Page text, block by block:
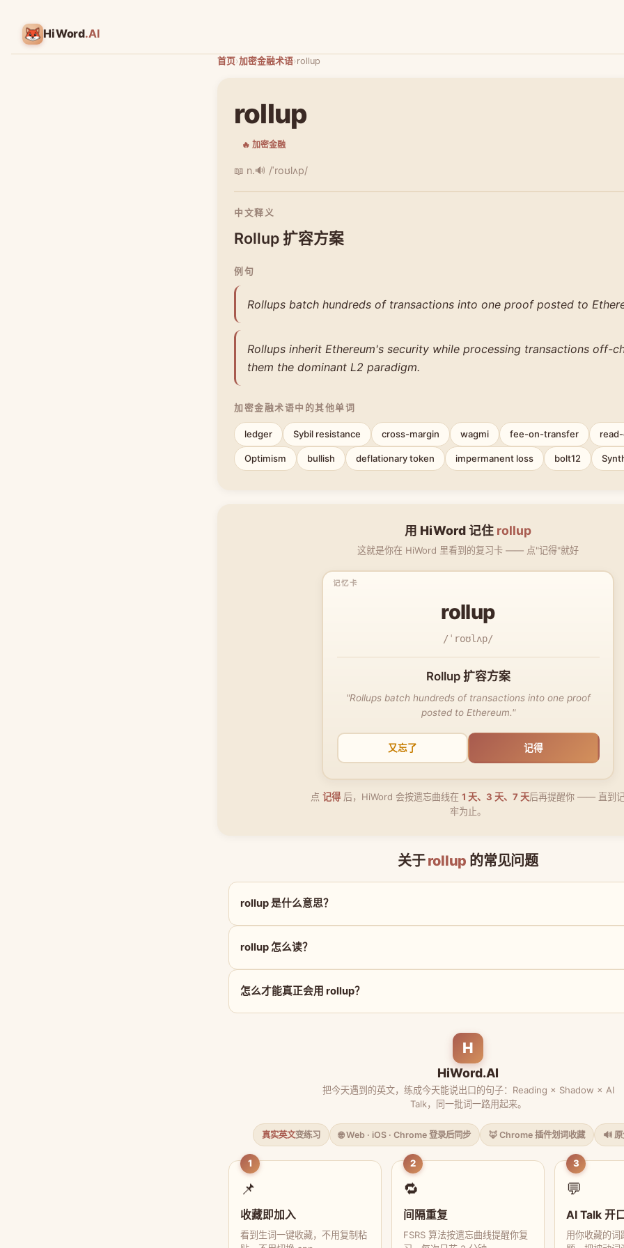
HiWord.AI
首页›加密金融术语›rollup
rollup
🔥 加密金融
📖 n.🔊 /ˈroʊlʌp/
中文释义
Rollup 扩容方案
例句
Rollups batch hundreds of transactions into one proof posted to
Rollups inherit Ethereum's security while processing transactions off-
them the dominant L2 paradigm.
加密金融术语中的其他单词
ledger Sybil resistance cross-margin wagmi fee-on-transfer
Optimism bullish deflationary token impermanent loss bolt12
用 HiWord 记住 rollup
这就是你在 HiWord 里看到的复习卡 —— 点"记得"就好
rollup
/ˈroʊlʌp/
Rollup 扩容方案
"Rollups batch hundreds of transactions into one proof
posted to Ethereum."
又忘了 记得
点 记得 后，HiWord 会按遗忘曲线在 1 天、3 天、7 天后再提醒你 —— 直到
牢为止。
关于rollup 的常见问题
rollup 是什么意思？
rollup 怎么读？
怎么才能真正会用 rollup？
H
HiWord.AI
把今天遇到的英文，练成今天能说出口的句子：Reading × Shadow × AI
Talk，同一批词一路用起来。
真实英文变练习 🌐 Web · iOS · Chrome 登录后同步 🦊 Chrome 插件划词收藏 🔊
1
📌
收藏即加入
看到生词一键收藏，不用复制粘
2
🔁
间隔重复
FSRS 算法按遗忘曲线提醒你复
3
💬
AI Talk 开
用你收藏的词